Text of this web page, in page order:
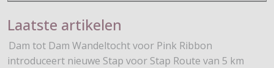
Laatste artikelen
Dam tot Dam Wandeltocht voor Pink Ribbon
introduceert nieuwe Stap voor Stap Route van 5 km